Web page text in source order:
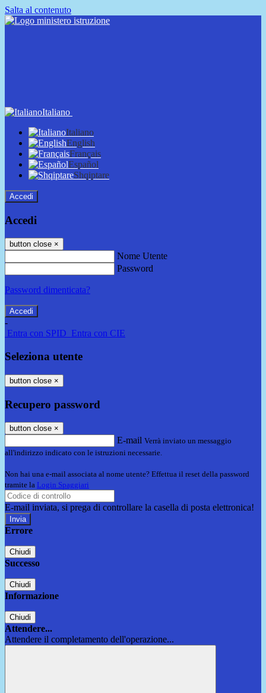
Salta al contenuto
Italiano
Italiano
English
Français
Español
Shqiptare
Accedi
Accedi
button close ×
Nome Utente
Password
Password dimenticata?
-
Entra con SPID Entra con CIE
Seleziona utente
button close ×
Recupero password
button close ×
E-mail Verrà inviato un messaggio
all'indirizzo indicato con le istruzioni necessarie.
Non hai una e-mail associata al nome utente? Effettua il reset della password
tramite la Login Spaggiari
E-mail inviata, si prega di controllare la casella di posta elettronica!
Errore
Chiudi
Successo
Chiudi
Informazione
Chiudi
Attendere...
Attendere il completamento dell'operazione...